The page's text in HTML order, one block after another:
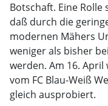
Botschaft. Eine Rolle
daß durch die
modernen Mähers
weniger als bisher
werden. Am 16.
vom FC Blau-Weiß
gleich ausprobiert.